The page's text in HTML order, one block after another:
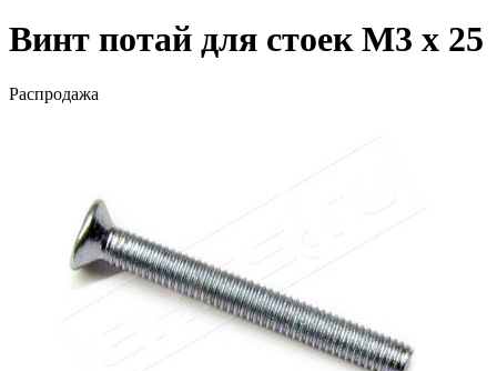
Винт потай для стоек М3 х 25
Распродажа